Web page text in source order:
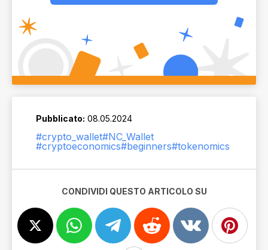
Pubblicato: 08.05.2024
#crypto_wallet#NC_Wallet
#cryptoeconomics#beginners#tokenomics
CONDIVIDI QUESTO ARTICOLO SU